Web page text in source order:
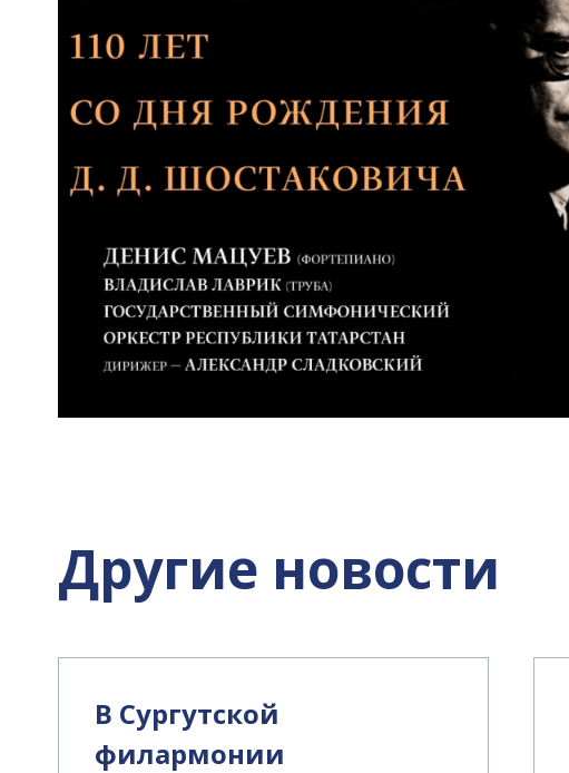
Другие новости
В Сургутской
филармонии